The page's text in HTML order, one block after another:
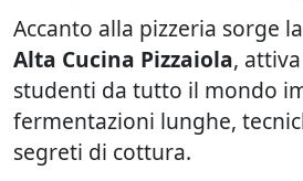
Accanto alla pizzeria sorge
Alta Cucina Pizzaiola,
studenti da tutto il mondo
fermentazioni lunghe,
segreti di cottura.